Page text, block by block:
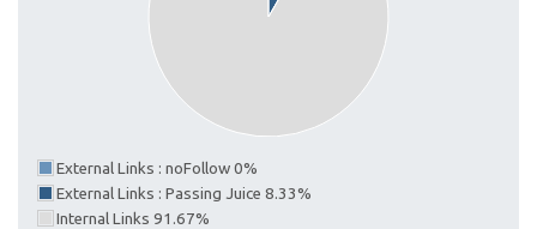
External Links : noFollow 0%
External Links : Passing Juice 8.33%
Internal Links 91.67%